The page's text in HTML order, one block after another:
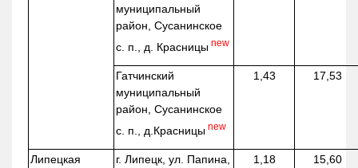
муниципальный
район, Сусанинское
с. п., д. Красницы new
Гатчинский
муниципальный
район, Сусанинское
с. п., д.Красницы new
1,43 17,53
Липецкая
г. Липецк, ул. Папина,
1,18 15,60